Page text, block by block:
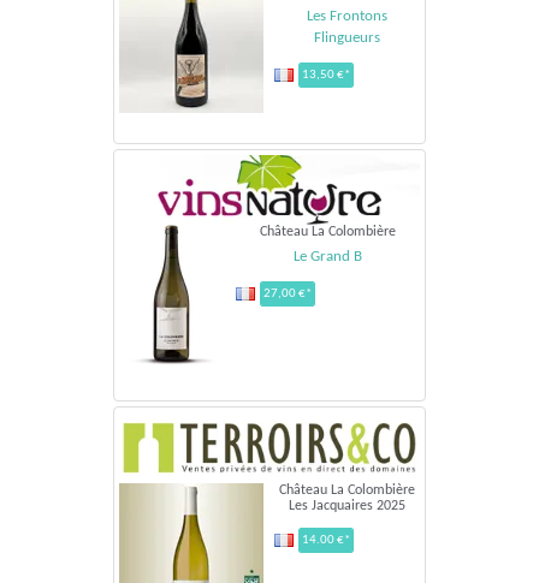
Les Frontons
Flingueurs
13,50 €*
Château La Colombière
Le Grand B
27,00 €*
Château La Colombière
Les Jacquaires 2025
14.00 €*